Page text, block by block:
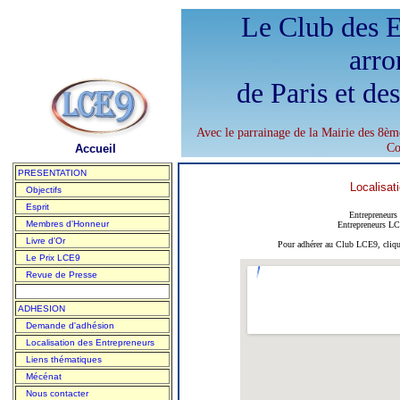
Accueil
Le Club des
de Paris et
Avec le parrainage de la Mairie des
PRESENTATION
Objectifs
Esprit
Membres d'Honneur
Livre d'Or
Le Prix LCE9
Revue de Presse
ADHESION
Demande d'adhésion
Localisation des Entrepreneurs
Liens thématiques
Mécénat
Nous contacter
Entrepreneurs
Pour adhérer au Club LCE9,